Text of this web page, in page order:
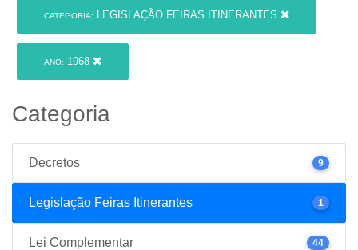
CATEGORIA: LEGISLAÇÃO FEIRAS ITINERANTES
ANO: 1968
Categoria
Decretos 9
Legislação Feiras Itinerantes 1
Lei Complementar 44